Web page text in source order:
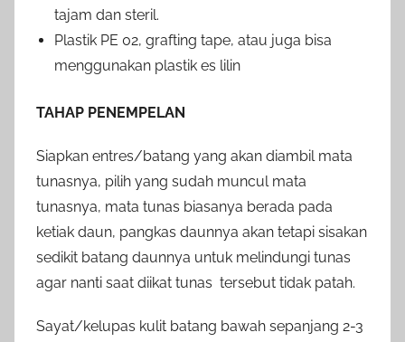
tajam dan steril.
Plastik PE 02, grafting tape, atau juga bisa
menggunakan plastik es lilin
TAHAP PENEMPELAN
Siapkan entres/batang yang akan diambil mata
tunasnya, pilih yang sudah muncul mata
tunasnya, mata tunas biasanya berada pada
ketiak daun, pangkas daunnya akan tetapi sisakan
sedikit batang daunnya untuk melindungi tunas
agar nanti saat diikat tunas tersebut tidak patah.
Sayat/kelupas kulit batang bawah sepanjang 2-3